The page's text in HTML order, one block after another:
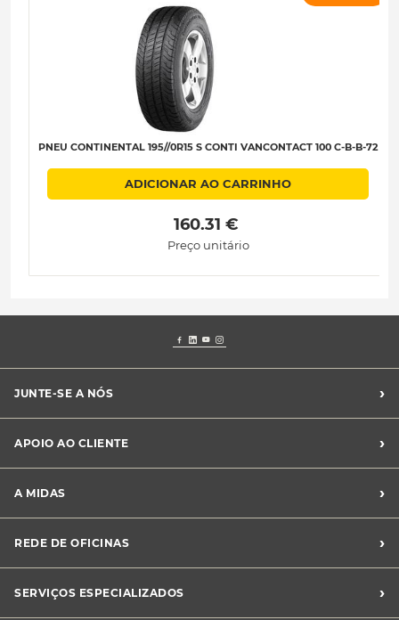
PNEU CONTINENTAL 195//0R15 S CONTI VANCONTACT 100 C-B-B-72
ADICIONAR AO CARRINHO
160.31 €
Preço unitário
JUNTE-SE A NÓS ›
Franchising Midas
APOIO AO CLIENTE ›
Livro de Reclamações
Canal de Denúncias
Perguntas Frequentes
A MIDAS ›
Sustentabilidade
Notícias Midas
REDE DE OFICINAS ›
SERVIÇOS ESPECIALIZADOS
›